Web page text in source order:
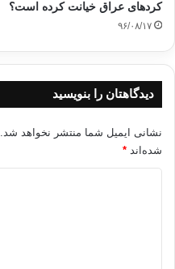
کردهای عراق خیانت کرده است؟
۹۶/۰۸/۱۷
دیدگاهتان را بنویسید
نشانی ایمیل شما منتشر نخواهد شد.
شده‌اند *